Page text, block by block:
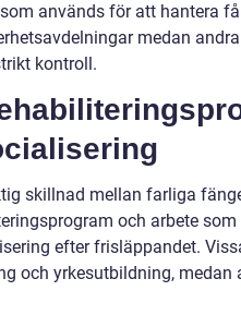
används för att hantera
medan
kontroll.
skillnad mellan farliga
och arbete
efter frisläppandet.
och yrkesutbildning, medan